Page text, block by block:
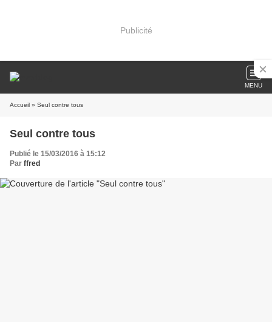
Publicité
MENU
Accueil » Seul contre tous
Seul contre tous
Publié le 15/03/2016 à 15:12
Par ffred